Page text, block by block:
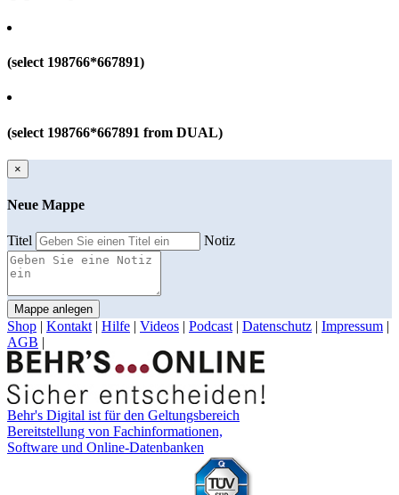
(select 198766*667891)
(select 198766*667891 from DUAL)
×
Neue Mappe
Titel Notiz
Mappe anlegen
Shop | Kontakt | Hilfe | Videos | Podcast | Datenschutz | Impressum |
AGB |
Behr's Digital ist für den Geltungsbereich
Bereitstellung von Fachinformationen,
Software und Online-Datenbanken